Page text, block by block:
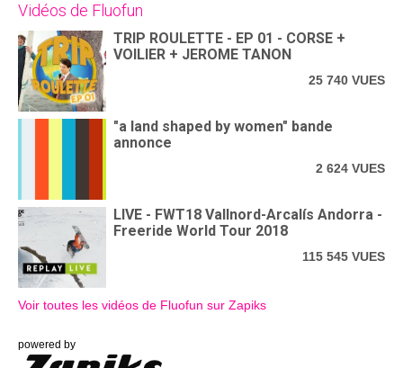
Vidéos de Fluofun
TRIP ROULETTE - EP 01 - CORSE +
VOILIER + JEROME TANON
25 740 VUES
"a land shaped by women" bande
annonce
2 624 VUES
LIVE - FWT18 Vallnord-Arcalís Andorra -
Freeride World Tour 2018
115 545 VUES
Voir toutes les vidéos de Fluofun sur Zapiks
powered by